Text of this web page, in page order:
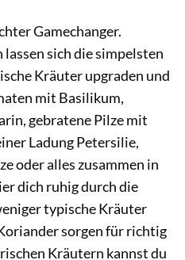
Gamechanger.
sich die simpelsten
Kräuter upgraden und
mit Basilikum,
gebratene Pilze mit
Ladung Petersilie,
oder alles zusammen in
dich ruhig durch die
typische Kräuter
sorgen für richtig
Kräutern kannst du